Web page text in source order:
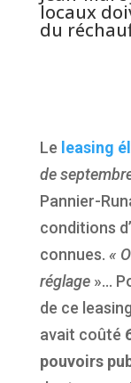
locaux
du
Le leasing
de
Pannier-
conditions
connues. «
réglage»…
de ce
avait coûté
pouvoirs